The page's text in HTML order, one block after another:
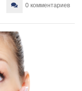
0 комментариев